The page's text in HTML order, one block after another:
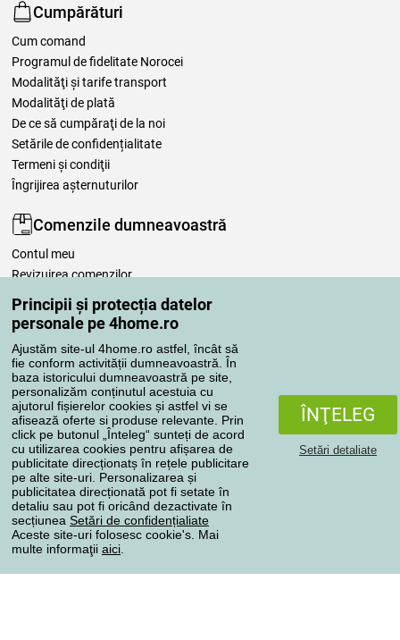
Principii și protecția datelor
personale pe 4home.ro
Ajustăm site-ul 4home.ro astfel, încât să
fie conform activității dumneavoastră. În
baza istoricului dumneavoastră pe site,
personalizăm conținutul acestuia cu
ajutorul fișierelor cookies și astfel vi se
afisează oferte si produse relevante. Prin
click pe butonul „Înteleg“ sunteți de acord
cu utilizarea cookies pentru afișarea de
publicitate direcționatș în rețele publicitare
pe alte site-uri. Personalizarea și
publicitatea direcționată pot fi setate în
detaliu sau pot fi oricând dezactivate în
secțiunea Setări de confidențialiate
Aceste site-uri folosesc cookie's. Mai
multe informaţii aici
ÎNŢELEG
Setări detaliate
Cumpărături
Cum comand
Programul de fidelitate Norocei
Modalităţi şi tarife transport
Modalităţi de plată
De ce să cumpăraţi de la noi
Setările de confidențialitate
Termeni şi condiţii
Îngrijirea așternuturilor
Comenzile dumneavoastră
Contul meu
Revizuirea comenzilor
Reclamaţii
Retragere de la contract
Regulile de procesare a recenziilor
Metode de transport
Metode de plată
Magazin de încredere